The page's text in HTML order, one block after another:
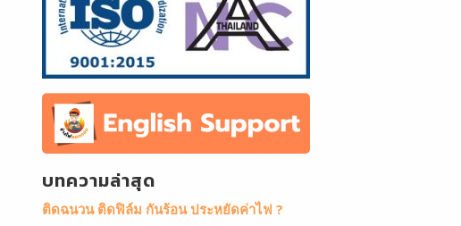
บทความล่าสุด
ติดฉนวน ติดฟิล์ม กันร้อน ประหยัดค่าไฟ ?